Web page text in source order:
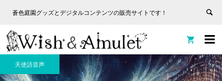
蒼色庭園グッズとデジタルコンテンツの販売サイトです！


天使語音声
蒼色庭園グッズとデジタルコンテンツの販売サイトです！
非表